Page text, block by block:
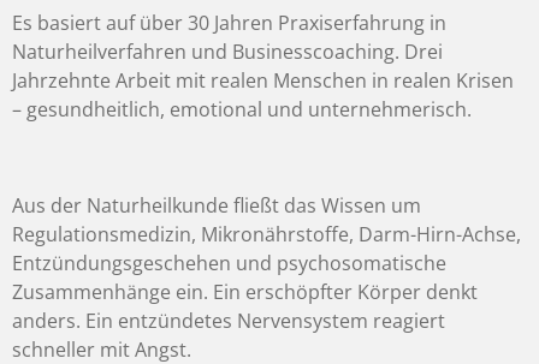
Es basiert auf über 30 Jahren Praxiserfahrung in
Naturheilverfahren und Businesscoaching. Drei
Jahrzehnte Arbeit mit realen Menschen in realen Krisen
– gesundheitlich, emotional und unternehmerisch.
Aus der Naturheilkunde fließt das Wissen um
Regulationsmedizin, Mikronährstoffe, Darm-Hirn-Achse,
Entzündungsgeschehen und psychosomatische
Zusammenhänge ein. Ein erschöpfter Körper denkt
anders. Ein entzündetes Nervensystem reagiert
schneller mit Angst.